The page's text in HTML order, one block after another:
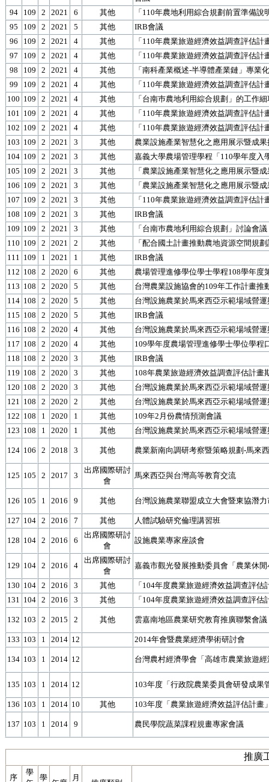
94
109 2 2021 6 其他
「110年農地利用綜合規劃前置準備
95
109 2 2021 5 其他
IRB會議
96
109 2 2021 4 其他
「110年農業旅遊經濟效益調查評估計
97
109 2 2021 4 其他
「110年農業旅遊經濟效益調查評估計
98
109 2 2021 4 其他
「南科產業概述-半導體產業鏈」專業
99
109 2 2021 4 其他
「110年農業旅遊經濟效益調查評估計
100 109 2 2021 4 其他
「台南巿農地利用綜合規劃」的工作
101 109 2 2021 4 其他
「110年農業旅遊經濟效益調查評估計
102 109 2 2021 4 其他
「110年農業旅遊經濟效益調查評估計
103 109 2 2021 3 其他
農業設施產業智慧化之應用展示暨成
104 109 2 2021 3 其他
嘉義大學農場管理學程「110學年度入
105 109 2 2021 3 其他
「農業設施產業智慧化之應用展示暨
106 109 2 2021 3 其他
「農業設施產業智慧化之應用展示暨
107 109 2 2021 3 其他
「110年農業旅遊經濟效益調查評估計
108 109 2 2021 3 其他
IRB會議
109 109 2 2021 3 其他
「台南巿農地利用綜合規劃」討論會議
110 109 2 2021 2 其他
「配合國土計畫推動農地資源空間規
111 109 1 2021 1 其他
IRB會議
112 108 2 2020 6 其他
農場管理進修學位學士學程108學年
113 108 2 2020 5 其他
台灣農業設施協會的109年工作計畫推
114 108 2 2020 5 其他
台灣設施農業於馬來西亞示範場域營
115 108 2 2020 5 其他
IRB會議
116 108 2 2020 4 其他
台灣設施農業於馬來西亞示範場域營
117 108 2 2020 4 其他
109學年度農場管理進修學士學位學程
118 108 2 2020 3 其他
IRB會議
119 108 2 2020 3 其他
108年農業旅遊經濟效益調查評估計畫
120 108 2 2020 3 其他
台灣設施農業於馬來西亞示範場域營
121 108 2 2020 2 其他
台灣設施農業於馬來西亞示範場域營
122 108 1 2020 1 其他
109年2月份農情預測會議
123 108 1 2020 1 其他 台灣設施農業於馬來西亞示範場域營
124 106 2 2018 3 其他 農業新南向調研考察暨策略規劃-馬來
125 105 2 2017 3
出席國際研討
會
馬來西亞與台灣高等教育交流
126 105 1 2016 9 其他 台灣設施農業聯盟成立大會暨東協潛
127 104 2 2016 7 其他 人體試驗研究倫理講習班
128 104 2 2016 6
出席國際研討
會
設施農業專家座談會
129 104 2 2016 4
出席國際研討
會
嘉義市觀光發展推動委員會「農業休
130 104 2 2016 3 其他
「104年度農業旅遊經濟效益調查評估
131 104 2 2016 3 其他 「104年度農業旅遊經濟效益調查評估
132 103 2 2015 2 其他 雲嘉南地區農業研究教育推廣聯繫會議
133 103 1 2014 12 2014年會暨農業經濟學術研討會
134 103 1 2014 12 台灣農村經濟學會「高雄市農業旅遊
135 103 1 2014 12 103年度「行政院農業委員會研發成果
136 103 1 2014 10 其他 103年度「農業旅遊經濟效益評估計畫
137 103 1 2014 9 農民學院蔬菜課程規畫專家會議
推廣
序
學
學 月